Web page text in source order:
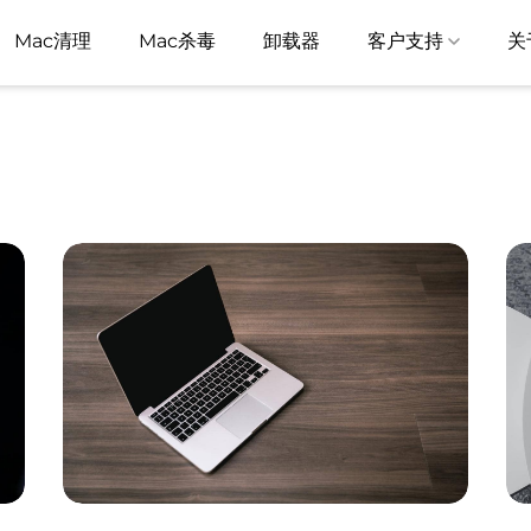
Mac清理 Mac杀毒 卸载器 客户支持 关